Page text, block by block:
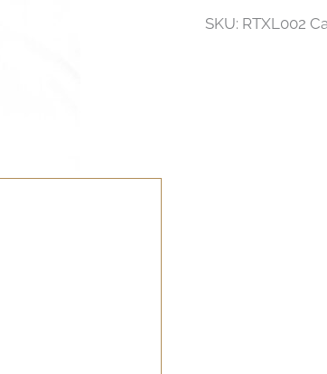
SKU: RTXL002